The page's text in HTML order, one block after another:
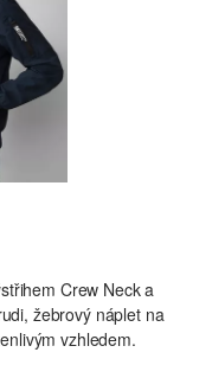
Crew Neck a
žebrový náplet na
vzhledem.